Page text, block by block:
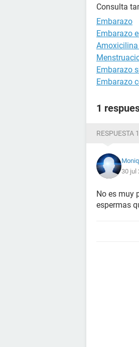
Consulta
Embarazo
Embarazo
Embarazo
Embarazo
1
RESPUESTA
30 jul
No es muy
espermas